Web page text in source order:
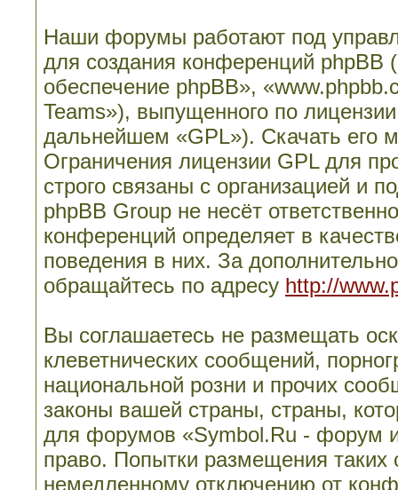
Наши форумы работают под
для создания конференций
обеспечение phpBB»,
Teams»), выпущенного по
дальнейшем «GPL»). Скачать его
Ограничения лицензии GPL для
строго связаны с организацией и
phpBB Group не несёт
конференций определяет в
поведения в них. За
обращайтесь по адресу http://
Вы соглашаетесь не размещать
клеветнических сообщений,
национальной розни и прочих
законы вашей страны, страны,
для форумов «Symbol.Ru - форум
право. Попытки размещения
немедленному отключению от